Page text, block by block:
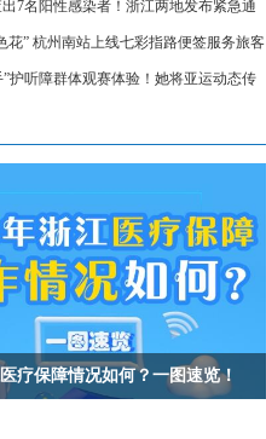
7名阳性感染者！浙江两地发布紧急通
立即报备
花” 杭州南站上线七彩指路便签服务旅客
”护听障群体观赛体验！她将亚运动态传
疗保障情况如何？一图速览！